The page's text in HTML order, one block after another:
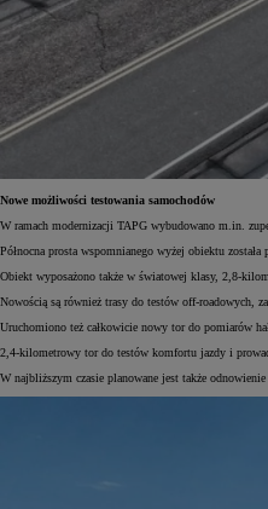
Od105 300 zł
Corolla Hatchback
HYBRID
Nowe możliwości testowania samochodów
W ramach modernizacji TAPG wybudowano m.in.
Północna prosta wspomnianego wyżej obiektu
Obiekt wyposażono także w światowej klasy, 2,8-
Nowością są również trasy do testów off-roadowych,
Uruchomiono też całkowicie nowy tor do pomiarów
2,4-kilometrowy tor do testów komfortu jazdy i
W najbliższym czasie planowane jest także